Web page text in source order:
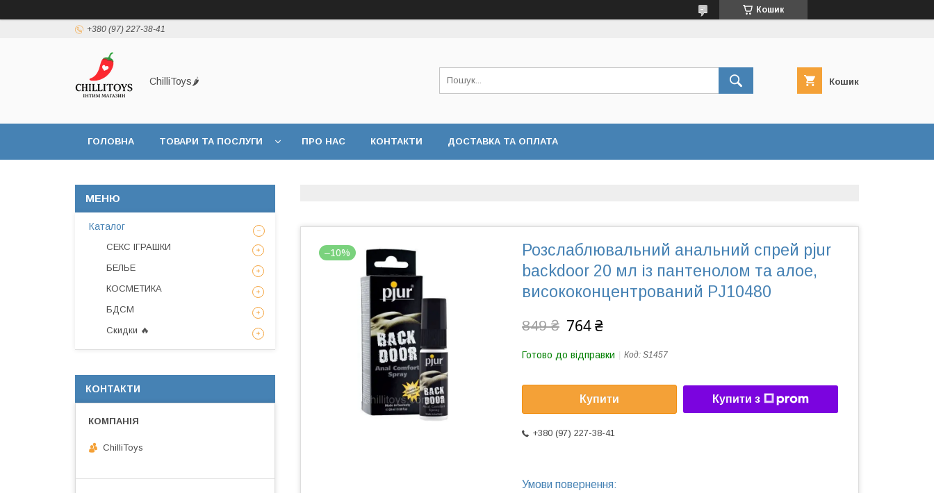
Кошик
+380 (97) 227-38-41
ChilliToys🌶️ Кошик
ГОЛОВНА ТОВАРИ ТА ПОСЛУГИ ПРО НАС КОНТАКТИ ДОСТАВКА ТА ОПЛАТА
–10%
Розслаблювальний анальний спрей pjur
backdoor 20 мл із пантенолом та алое,
висококонцентрований PJ10480
849 ₴ 764 ₴
Готово до відправки Код: S1457
Купити Купити з
+380 (97) 227-38-41
Каталог
СЕКС ІГРАШКИ
БЕЛЬЕ
КОСМЕТИКА
БДСМ
Скидки 🔥
КОНТАКТИ
ChilliToys